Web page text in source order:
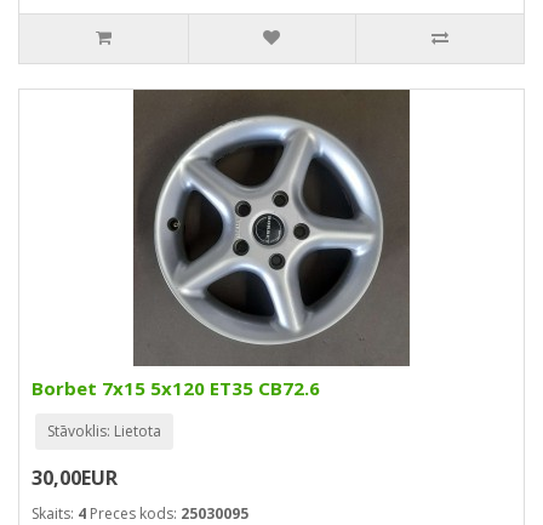
Borbet 7x15 5x120 ET35 CB72.6
Stāvoklis: Lietota
30,00EUR
Skaits: 4 Preces kods: 25030095